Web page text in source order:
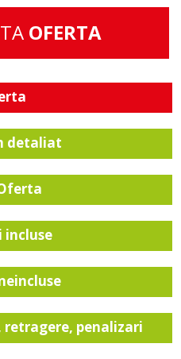
OFERTA
detaliat
incluse
retragere, penalizari